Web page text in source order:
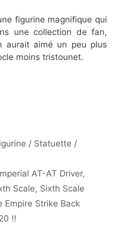
figurine magnifique qui
une collection de fan,
aurait aimé un peu plus
moins tristounet.
/ Statuette /
AT-AT Driver,
Scale, Sixth Scale
Empire Strike Back
!!